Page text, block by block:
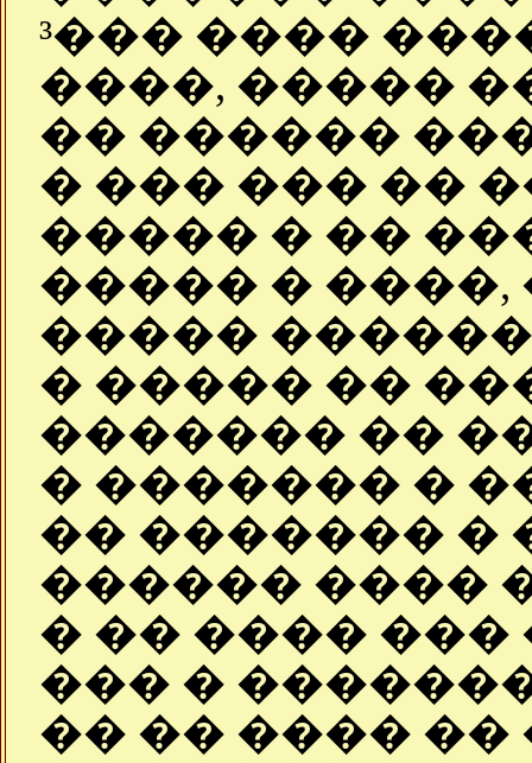
³��� ����
����, �����
�� ������
� ��� ��� ��
����� � ��
����� �
�����
� ����� ��
������� ��
� ������� �
�� ������� �
������ ����
� �� ���� ���
��� �
�� �� ���� ��